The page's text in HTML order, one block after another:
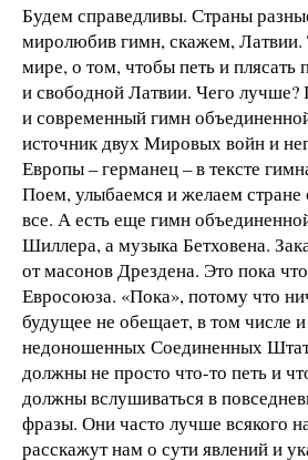
Будем справедливы. Страны
миролюбив гимн, скажем, Латвии.
мире, о том, чтобы петь и
и свободной Латвии. Чего
и современный гимн
источник двух Мировых войн и
Европы – германец – в тексте
Поем, улыбаемся и желаем стране
все. А есть еще гимн
Шиллера, а музыка Бетховена.
от масонов Дрездена. Это пока
Евросоюза. «Пока», потому что
будущее не обещает, в том числе
недоношенных Соединенных
должны не просто что-то петь и
должны вслушиваться в
фразы. Они часто лучше всякого
расскажут нам о сути явлений и